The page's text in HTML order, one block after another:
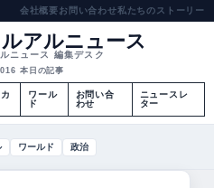
会社概要お問い合わせ私たちのストーリー
アルニュース
ニュース 編集デスク
16 本日の記事
ワール
ド
お問い合
わせ
ニュースレ
ター
ワールド 政治